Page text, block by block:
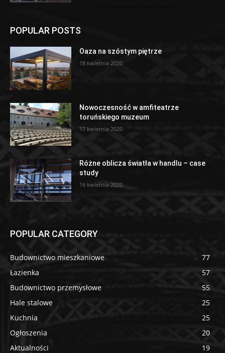
POPULAR POSTS
Oaza na szóstym piętrze
18 kwietnia 2020
Nowoczesność w amfiteatrze
toruńskiego muzeum
17 kwietnia 2020
Różne oblicza światła w handlu – case
study
16 kwietnia 2020
POPULAR CATEGORY
Budownictwo mieszkaniowe
77
Łazienka
57
Budownictwo przemysłowe
55
Hale stalowe
25
Kuchnia
25
Ogłoszenia
20
Aktualności
19